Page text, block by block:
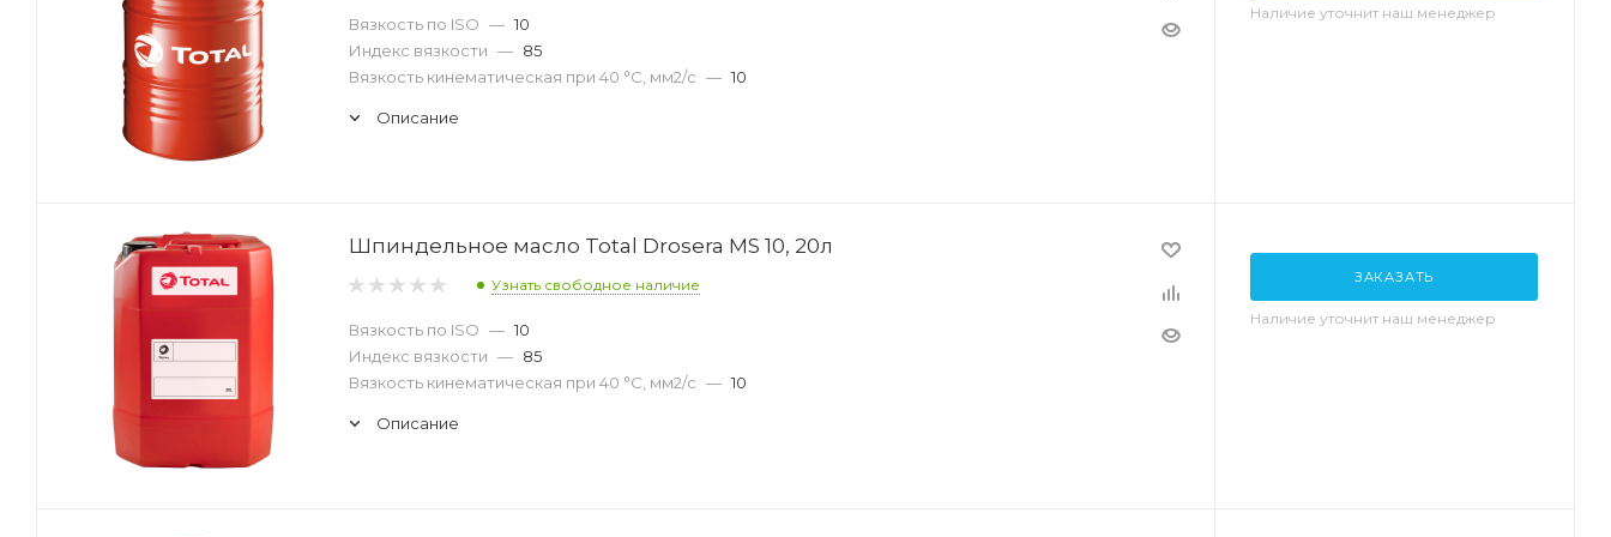
Вязкость по ISO — 10
Индекс вязкости — 85
Вязкость кинематическая при 40 °С, мм2/с — 10
Описание
Наличие уточнит наш менеджер
Шпиндельное масло Total Drosera MS 10, 20л
Узнать свободное наличие
Вязкость по ISO — 10
Индекс вязкости — 85
Вязкость кинематическая при 40 °С, мм2/с — 10
Описание
ЗАКАЗАТЬ
Наличие уточнит наш менеджер